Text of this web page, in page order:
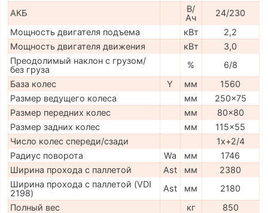
АКБ
В/
Ач
24/230
Мощность двигателя подъема
кВт
2,2
Мощность двигателя движения
кВт
3,0
Преодолимый наклон с грузом/
без груза
%
6/8
База колес
Y мм
1560
Размер ведущего колеса
мм
250x75
Размер передних колес
мм
80x80
Размер задних колес
мм
115x55
Число колес спереди/сзади
1x+2/4
Радиус поворота
Wa мм
1746
Ширина прохода с паллетой
Ast мм
2380
Ширина прохода с паллетой (VDI
2198)
Ast мм
2180
Полный вес
кг 850